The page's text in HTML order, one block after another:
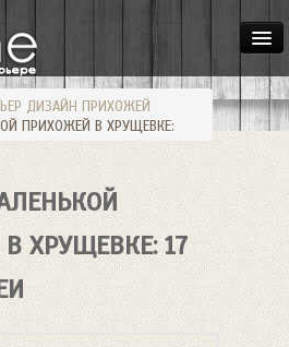
ДОМА
КВАРТИРЫ
ИНТЕРЬЕР
СТИЛИ
МЕБЕЛЬ
ОСВЕЩЕНИЕ
САД
ДИЗАЙН ПРИХОЖЕЙ
ПРИХОЖЕЙ В ХРУЩЕВКЕ:
ХРУЩЕВКЕ: 17